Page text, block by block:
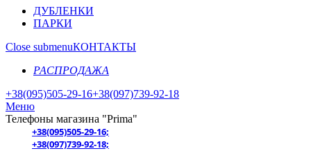
ДУБЛЕНКИ
ПАРКИ
Close submenuКОНТАКТЫ
РАСПРОДАЖА
+38(095)505-29-16+38(097)739-92-18
Меню
Телефоны магазина "Prima"
+38(095)505-29-16;
+38(097)739-92-18;